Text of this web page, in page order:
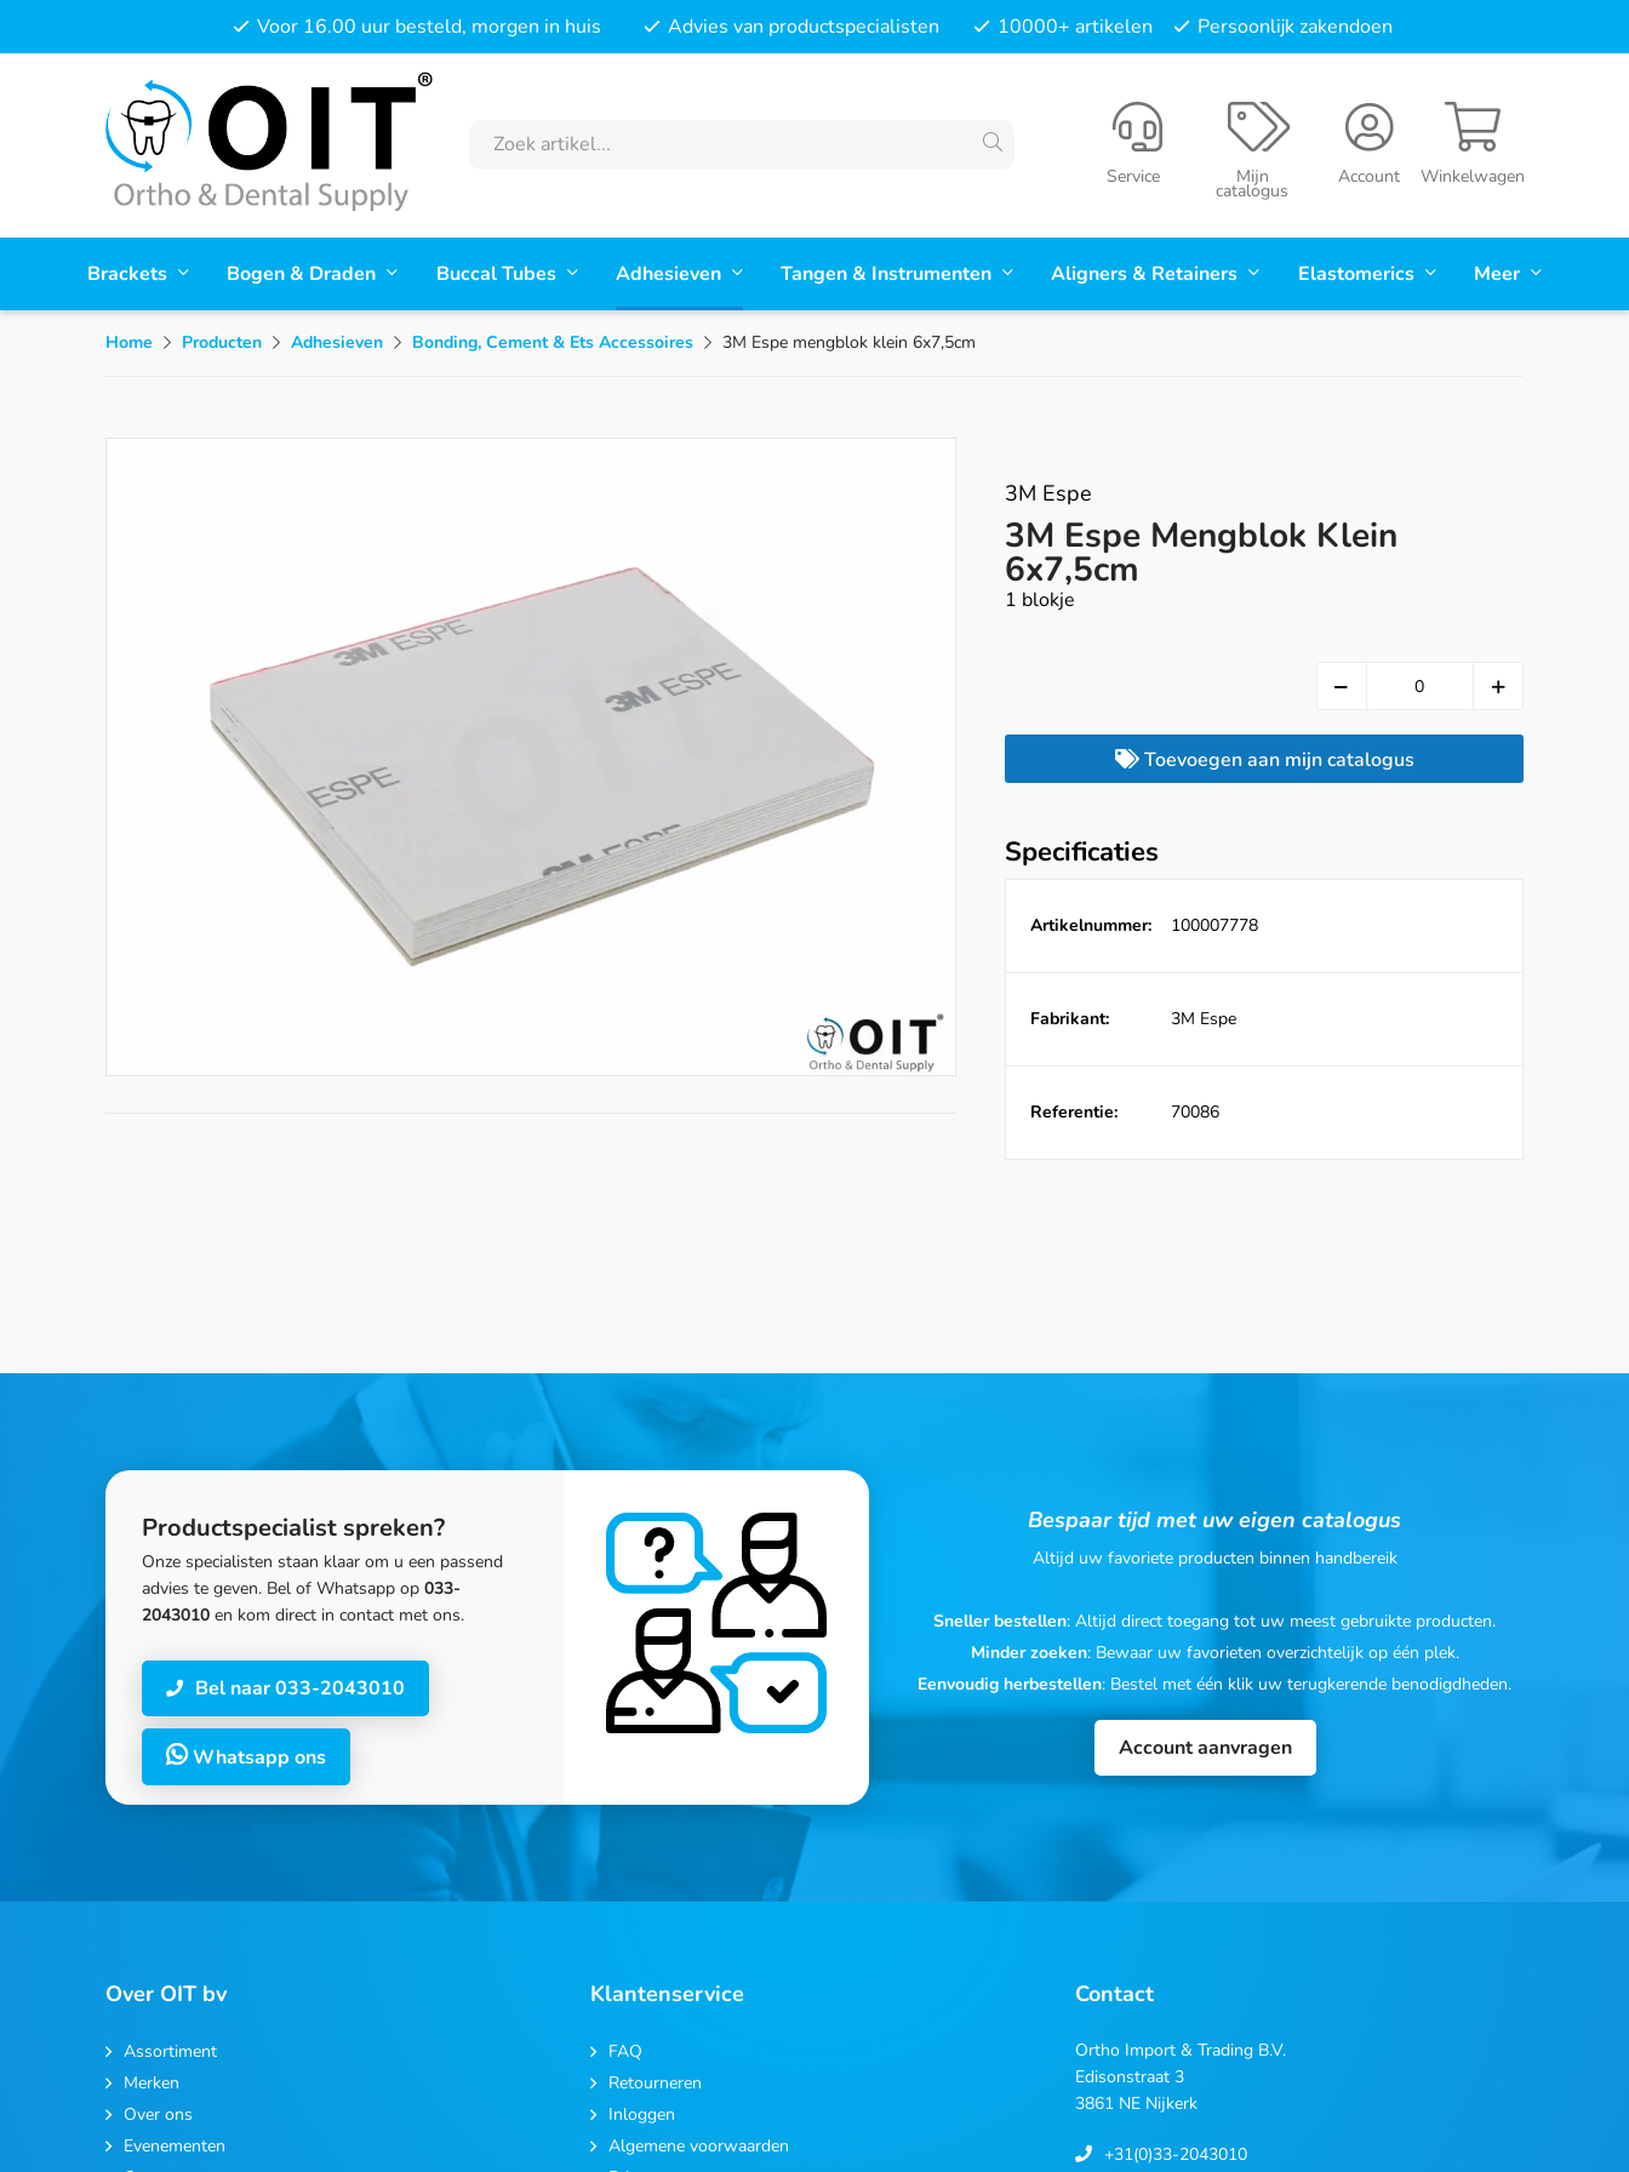
Voor 16.00 uur besteld, morgen in huis Advies van productspecialisten 10000+ artikelen Persoonlijk zakendoen
Winkelwagen
Account
Mijn
catalogus
Service
Brackets Bogen & Draden Buccal Tubes Adhesieven Tangen & Instrumenten Aligners & Retainers Elastomerics Meer
Home Producten Adhesieven Bonding, Cement & Ets Accessoires 3M Espe mengblok klein 6x7,5cm
3M Espe
3M Espe Mengblok Klein
6x7,5cm
1 blokje
Toevoegen aan mijn catalogus
Specificaties
Artikelnummer: 100007778
Fabrikant: 3M Espe
Referentie: 70086
Productspecialist spreken?
Onze specialisten staan klaar om u een passend
advies te geven. Bel of Whatsapp op 033-
2043010 en kom direct in contact met ons.
Bel naar 033-2043010
Whatsapp ons
Bespaar tijd met uw eigen catalogus
Altijd uw favoriete producten binnen handbereik
Sneller bestellen: Altijd direct toegang tot uw meest gebruikte producten.
Minder zoeken: Bewaar uw favorieten overzichtelijk op één plek.
Eenvoudig herbestellen: Bestel met één klik uw terugkerende benodigdheden.
Account aanvragen
Over OIT bv
Assortiment
Merken
Over ons
Evenementen
Klantenservice
FAQ
Retourneren
Inloggen
Algemene voorwaarden
Contact
Ortho Import & Trading B.V.
Edisonstraat 3
3861 NE Nijkerk
+31(0)33-2043010